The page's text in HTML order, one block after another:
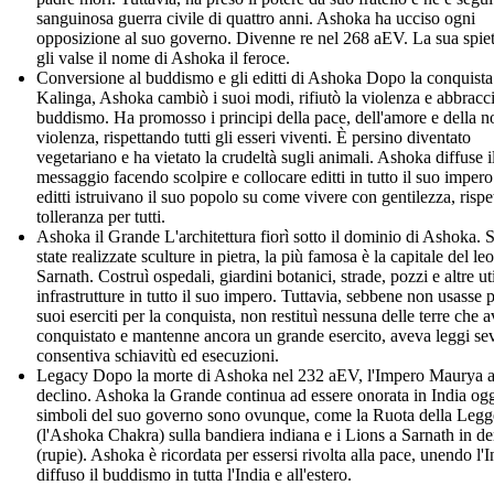
sanguinosa guerra civile di quattro anni. Ashoka ha ucciso ogni
opposizione al suo governo. Divenne re nel 268 aEV. La sua
gli valse il nome di Ashoka il feroce.
Conversione al buddismo e gli editti di Ashoka Dopo la
Kalinga, Ashoka cambiò i suoi modi, rifiutò la violenza e
buddismo. Ha promosso i principi della pace, dell'amore e della
violenza, rispettando tutti gli esseri viventi. È persino diventato
vegetariano e ha vietato la crudeltà sugli animali. Ashoka diffuse
messaggio facendo scolpire e collocare editti in tutto il suo
editti istruivano il suo popolo su come vivere con gentilezza,
tolleranza per tutti.
Ashoka il Grande L'architettura fiorì sotto il dominio di Ashoka.
state realizzate sculture in pietra, la più famosa è la capitale del
Sarnath. Costruì ospedali, giardini botanici, strade, pozzi e altre
infrastrutture in tutto il suo impero. Tuttavia, sebbene non usasse
suoi eserciti per la conquista, non restituì nessuna delle terre che
conquistato e mantenne ancora un grande esercito, aveva leggi
consentiva schiavitù ed esecuzioni.
Legacy Dopo la morte di Ashoka nel 232 aEV, l'Impero Maurya
declino. Ashoka la Grande continua ad essere onorata in India
simboli del suo governo sono ovunque, come la Ruota della
(l'Ashoka Chakra) sulla bandiera indiana e i Lions a Sarnath in
(rupie). Ashoka è ricordata per essersi rivolta alla pace, unendo
diffuso il buddismo in tutta l'India e all'estero.